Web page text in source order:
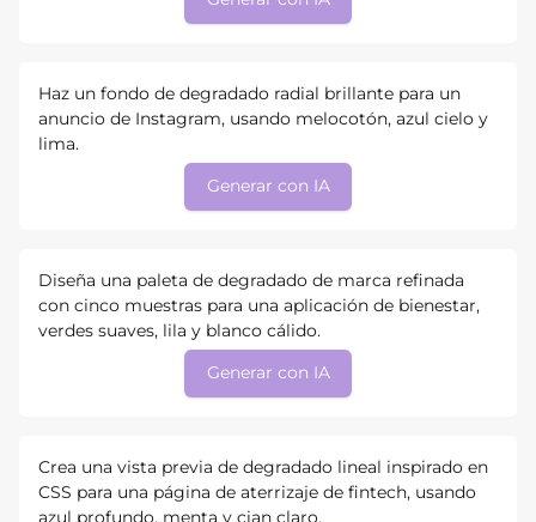
Haz un fondo de degradado radial brillante para un
anuncio de Instagram, usando melocotón, azul cielo y
lima.
Generar con IA
Diseña una paleta de degradado de marca refinada
con cinco muestras para una aplicación de bienestar,
verdes suaves, lila y blanco cálido.
Generar con IA
Crea una vista previa de degradado lineal inspirado en
CSS para una página de aterrizaje de fintech, usando
azul profundo, menta y cian claro.